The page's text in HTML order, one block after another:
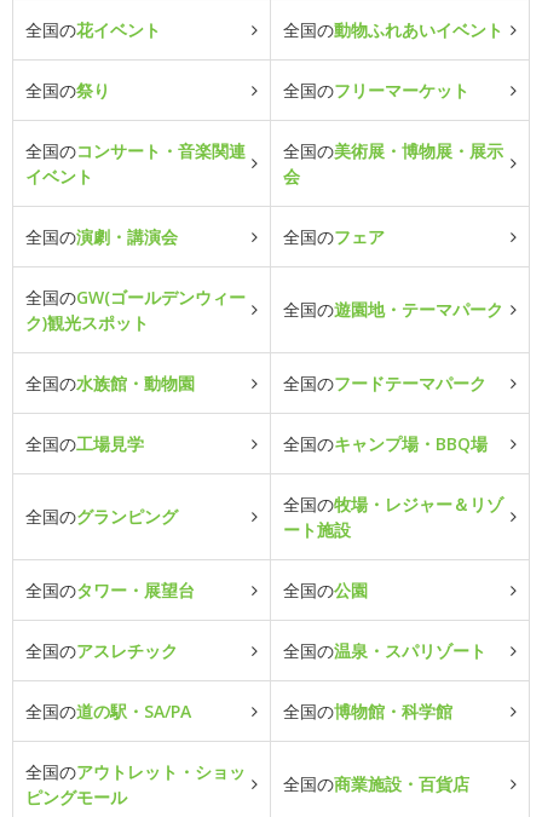
全国の花イベント 全国の動物ふれあいイベント
全国の祭り 全国のフリーマーケット
全国のコンサート・音楽関連
イベント
全国の美術展・博物展・展示
会
全国の演劇・講演会 全国のフェア
全国のGW(ゴールデンウィー
ク)観光スポット
全国の遊園地・テーマパーク
全国の水族館・動物園 全国のフードテーマパーク
全国の工場見学 全国のキャンプ場・BBQ場
全国のグランピング
全国の牧場・レジャー＆リゾ
ート施設
全国のタワー・展望台 全国の公園
全国のアスレチック 全国の温泉・スパリゾート
全国の道の駅・SA/PA 全国の博物館・科学館
全国のアウトレット・ショッ
ピングモール
全国の商業施設・百貨店